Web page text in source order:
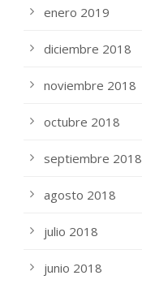
enero 2019
diciembre 2018
noviembre 2018
octubre 2018
septiembre 2018
agosto 2018
julio 2018
junio 2018